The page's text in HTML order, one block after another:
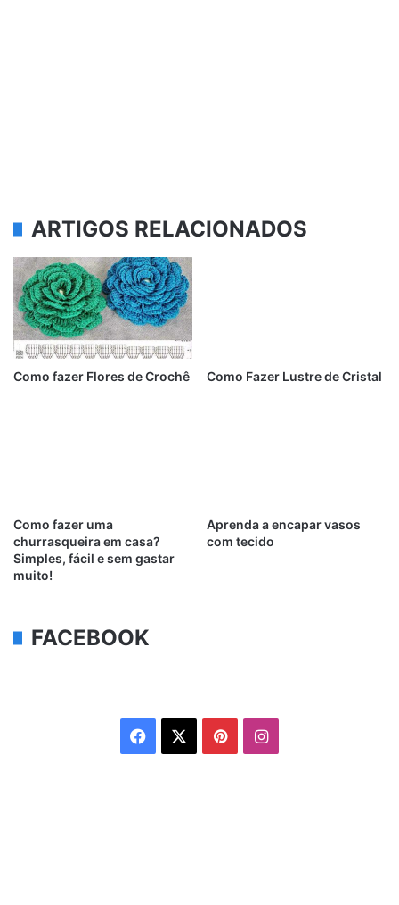
ARTIGOS RELACIONADOS
Como fazer Flores de Crochê Como Fazer Lustre de Cristal
Como fazer uma
churrasqueira em casa?
Simples, fácil e sem gastar
muito!
Aprenda a encapar vasos
com tecido
FACEBOOK
Facebook PinterestInstagram